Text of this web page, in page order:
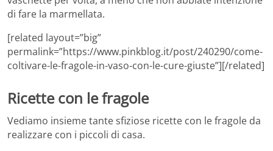
di fare la marmellata.
[related layout=”big”
permalink=”https://www.pinkblog.it/post/240290/come-
coltivare-le-fragole-in-vaso-con-le-cure-giuste”][/related]
Ricette con le fragole
Vediamo insieme tante sfiziose ricette con le fragole da
realizzare con i piccoli di casa.